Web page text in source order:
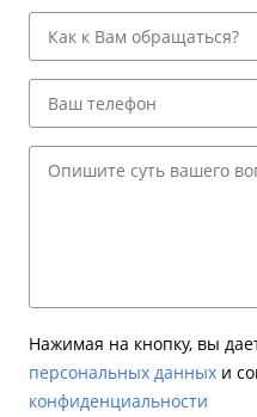
Нажимая на кнопку, вы
персональных данных и
конфиденциальности